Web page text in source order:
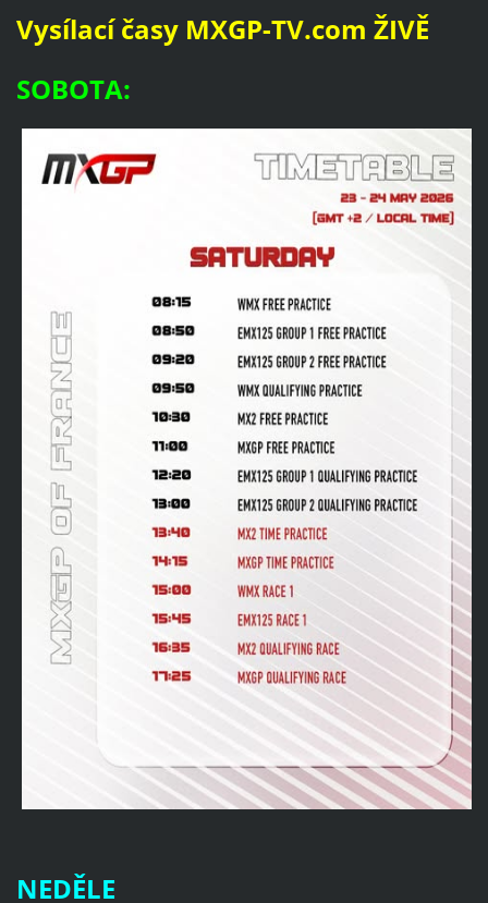
Vysílací časy MXGP-TV.com ŽIVĚ
SOBOTA:
NEDĚLE